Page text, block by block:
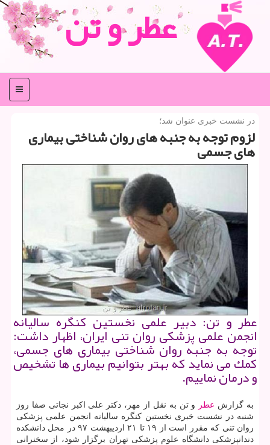
عطر و تن
منو
در نشست خبری عنوان شد؛
لزوم توجه به جنبه های روان شناختی بیماری
های جسمی
عطر و تن: دبیر علمی نخستین كنگره سالیانه
انجمن علمی پزشكی روان تنی ایران، اظهار داشت:
توجه به جنبه روان شناختی بیماری های جسمی،
كمك می نماید كه بهتر بتوانیم بیماری ها تشخیص
و درمان نماییم.
به گزارش عطر
و تن به نقل از مهر، دكتر علی اكبر نجاتی صفا روز
شنبه در نشست خبری نخستین كنگره سالیانه انجمن علمی پزشكی
روان تنی كه مقرر است از ۱۹ تا ۲۱ اردیبهشت ۹۷ در محل دانشكده
دندانپزشكی دانشگاه علوم پزشكی تهران برگزار شود، از سخنرانی